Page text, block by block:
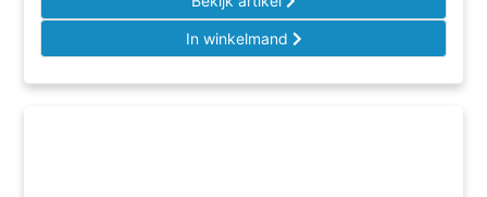
In winkelmand